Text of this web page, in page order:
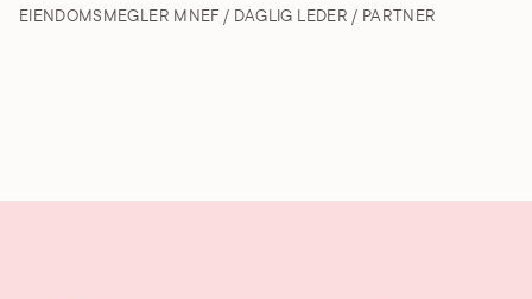
EIENDOMSMEGLER MNEF / DAGLIG LEDER / PARTNER